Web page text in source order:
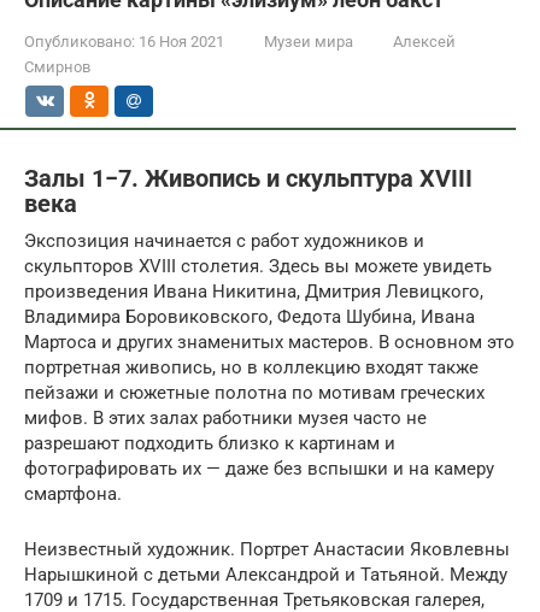
Опубликовано: 16 Ноя 2021 Музеи мира
Алексей
Смирнов
Залы 1−7. Живопись и скульптура XVIII
века
Экспозиция начинается с работ художников и
скульпторов XVIII столетия. Здесь вы можете увидеть
произведения Ивана Никитина, Дмитрия Левицкого,
Владимира Боровиковского, Федота Шубина, Ивана
Мартоса и других знаменитых мастеров. В основном это
портретная живопись, но в коллекцию входят также
пейзажи и сюжетные полотна по мотивам греческих
мифов. В этих залах работники музея часто не
разрешают подходить близко к картинам и
фотографировать их — даже без вспышки и на камеру
смартфона.
Неизвестный художник. Портрет Анастасии Яковлевны
Нарышкиной с детьми Александрой и Татьяной. Между
1709 и 1715. Государственная Третьяковская галерея,